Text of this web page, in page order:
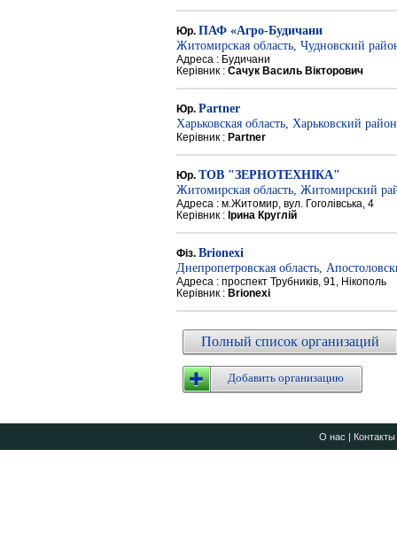
Юр. ПАФ «Агро-Будичани
Житомирская область, Чудновский
Адреса : Будичани
Керівник : Сачук Василь Вікторович
Юр. Partner
Харьковская область, Харьковский район
Керівник : Partner
Юр. ТОВ "ЗЕРНОТЕХНІКА"
Житомирская область, Житомирский
Адреса : м.Житомир, вул. Гоголівська, 4
Керівник : Ірина Круглій
Фіз. Brionexi
Днепропетровская область,
Адреса : проспект Трубників, 91, Нікополь
Керівник : Brionexi
Полный список организаций
Добавить организацию
О нас | Контакты